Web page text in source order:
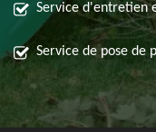
Service d'entretien
Service de pose de